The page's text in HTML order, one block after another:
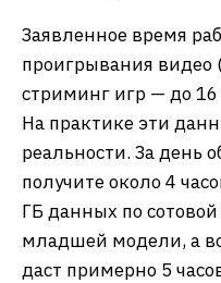
Заявленное время
проигрывания видео
стриминг игр — до 16
На практике эти
реальности. За день
получите около 4
ГБ данных по
младшей модели, а
даст примерно 5